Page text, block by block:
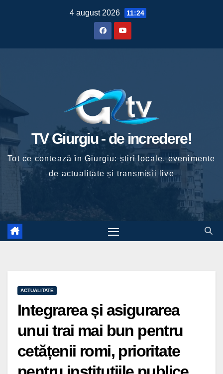
4 august 2026 11:24
TV Giurgiu - de incredere!
Tot ce contează în Giurgiu: știri locale, evenimente
de actualitate și transmisii live
ACTUALITATE
Integrarea și asigurarea
unui trai mai bun pentru
cetățenii romi, prioritate